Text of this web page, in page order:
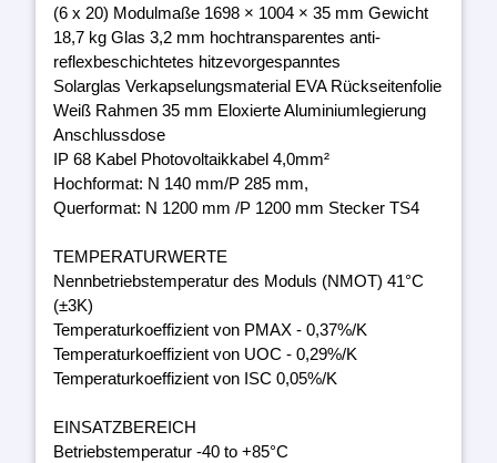
(6 x 20) Modulmaße 1698 × 1004 × 35 mm Gewicht
18,7 kg Glas 3,2 mm hochtransparentes anti-
reflexbeschichtetes hitzevorgespanntes
Solarglas Verkapselungsmaterial EVA Rückseitenfolie
Weiß Rahmen 35 mm Eloxierte Aluminiumlegierung
Anschlussdose
IP 68 Kabel Photovoltaikkabel 4,0mm²
Hochformat: N 140 mm/P 285 mm,
Querformat: N 1200 mm /P 1200 mm Stecker TS4
TEMPERATURWERTE
Nennbetriebstemperatur des Moduls (NMOT) 41°C
(±3K)
Temperaturkoeffizient von PMAX - 0,37%/K
Temperaturkoeffizient von UOC - 0,29%/K
Temperaturkoeffizient von ISC 0,05%/K
EINSATZBEREICH
Betriebstemperatur -40 to +85°C